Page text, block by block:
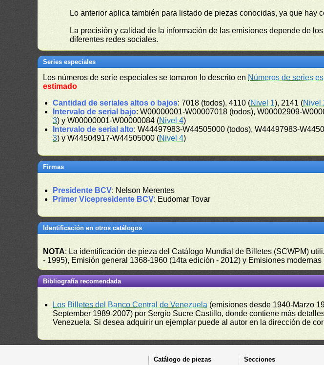
Lo anterior aplica también para listado de piezas conocidas, ya que hay
La precisión y calidad de la información de las emisiones depende de
diferentes redes sociales.
Series especiales
Los números de serie especiales se tomaron lo descrito en Números de series
estimado
Cantidad de seriales altos o bajos: 7018 (todos), 4110 (Nivel 1), 2141 (Nivel
Intervalo de serial bajo: W00000001-W00007018 (todos), W00002909-
3) y W00000001-W00000084 (Nivel 4)
Intervalo de serial alto: W44497983-W44505000 (todos), W44497983-
3) y W44504917-W44505000 (Nivel 4)
Firmas
Presidente BCV: Nelson Merentes
Primer Vicepresidente BCV: Eudomar Tovar
Identificación en otros catálogos
NOTA: La identificación de pieza del Catálogo Mundial de Billetes (SCWPM)
- 1995), Emisión general 1368-1960 (14ta edición - 2012) y Emisiones
Bibliografía recomendada
Los Billetes del Banco Central de Venezuela (emisiones desde 1940-Marzo
September 1989-2007) por Sergio Sucre Castillo, donde contiene más
Venezuela. Si desea adquirir un ejemplar puede al autor en la dirección de
Catálogo de piezas
Secciones